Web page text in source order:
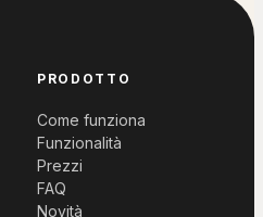
PRODOTTO
Come funziona
Funzionalità
Prezzi
FAQ
Novità